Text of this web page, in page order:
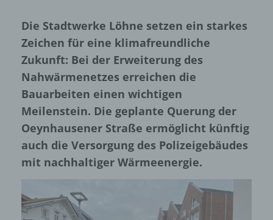
Die Stadtwerke Löhne setzen ein starkes
Zeichen für eine klimafreundliche
Zukunft: Bei der Erweiterung des
Nahwärmenetzes erreichen die
Bauarbeiten einen wichtigen
Meilenstein. Die geplante Querung der
Oeynhausener Straße ermöglicht künftig
auch die Versorgung des Polizeigebäudes
mit nachhaltiger Wärmeenergie.